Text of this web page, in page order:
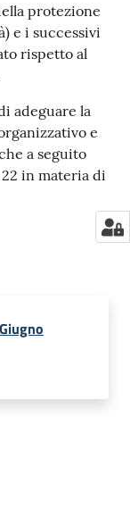
protezione
e i successivi
rispetto al
adeguare la
e
a seguito
in materia di